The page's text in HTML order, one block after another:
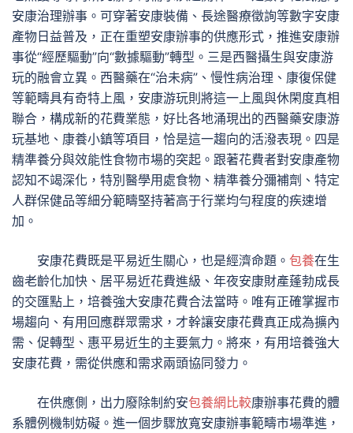
安康治理辦事。可穿著安康裝備、長途醫療徵詢等數字安康
產物日益普及，正在重塑安康辦事的供應形式，推進安康辦
事從“經歷驅動”向“數據驅動”轉型。三是西醫攝生與安康游
玩的融會立異。西醫藥在“治未病”、慢性病治理、康復保健
等範疇具有奇特上風，安康游玩則將這一上風與休閑度真相
聯合，構成新的花費業態，好比各地涌現出的西醫藥安康游
玩基地、康養小鎮等項目，恰是這一趨向的活潑表現。四是
精準養分與效能性食物市場的突起。跟著花費者對安康產物
認知不竭深化，特別醫學用處食物、精準養分彌補劑、特定
人群保健品等細分範疇堅持著高于行業均勻程度的疾速增
加。
安康花費既是平易近生關心，也是經濟命題。 包養在生
齒老齡化加快、居平易近花費進級、年夜安康財產蓬勃成長
的交匯點上，培養強大安康花費合法當時。唯有正確掌握市
場趨向、有用回應群眾需求，才幹讓安康花費真正成為擴內
需、促轉型、惠平易近生的主要氣力。將來，有用培養強大
安康花費，需從供應和需求兩頭協同發力。
在供應側，出力廢除制約安包養網比較康辦事花費的體
系體例機制妨礙。進一個步驟放寬安康辦事範疇市場準進，